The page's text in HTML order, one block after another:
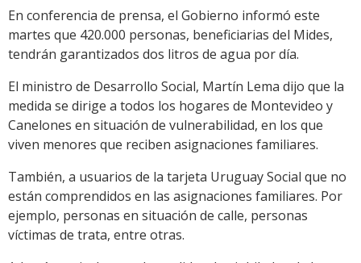
Link
En conferencia de prensa, el Gobierno informó este
martes que 420.000 personas, beneficiarias del Mides,
tendrán garantizados dos litros de agua por día.
El ministro de Desarrollo Social, Martín Lema dijo que la
medida se dirige a todos los hogares de Montevideo y
Canelones en situación de vulnerabilidad, en los que
viven menores que reciben asignaciones familiares.
También, a usuarios de la tarjeta Uruguay Social que no
están comprendidos en las asignaciones familiares. Por
ejemplo, personas en situación de calle, personas
víctimas de trata, entre otras.